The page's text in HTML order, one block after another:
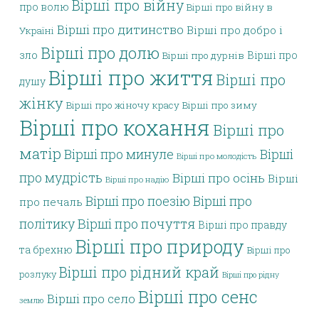
про волю Вірші про війну Вірші про війну в
Україні Вірші про дитинство Вірші про добро і
зло Вірші про долю Вірші про дурнів Вірші про
душу Вірші про життя Вірші про
жінку Вірші про жіночу красу Вірші про зиму
Вірші про кохання Вірші про
матір Вірші про минуле Вірші про молодість Вірші
про мудрість Вірші про надію Вірші про осінь Вірші
про печаль Вірші про поезію Вірші про
політикуВірші про почуття Вірші про правду
та брехню Вірші про природу Вірші про
розлуку Вірші про рідний край Вірші про рідну
землю Вірші про село Вірші про сенс